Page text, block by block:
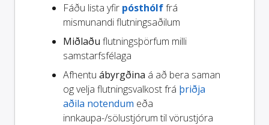
Fáðu lista yfir pósthólffrá
mismunandi flutningsaðilum
Miðlaðu flutningsþörfum milli
samstarfsfélaga
Afhentu ábyrgðina á að bera saman
og velja flutningsvalkost frá þriðja
aðila notendum eða
innkaupa-/sölustjórum til vörustjóra